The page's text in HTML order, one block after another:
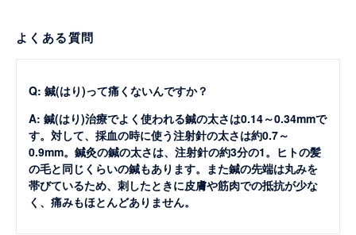
よくある質問
Q: 鍼(はり)って痛くないんですか？
A: 鍼(はり)治療でよく使われる鍼の太さは0.14～0.34mmで
す。対して、採血の時に使う注射針の太さは約0.7～
0.9mm。鍼灸の鍼の太さは、注射針の約3分の1。ヒトの髪
の毛と同じくらいの鍼もあります。また鍼の先端は丸みを
帯びているため、刺したときに皮膚や筋肉での抵抗が少な
く、痛みもほとんどありません。